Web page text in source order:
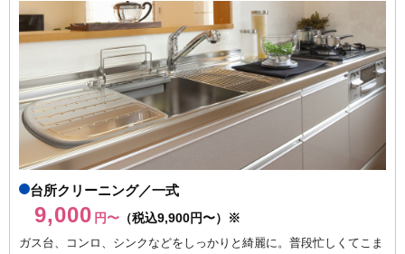
台所クリーニング／一式
9,000 円〜 （税込9,900円〜）※
ガス台、コンロ、シンクなどをしっかりと綺麗に。普段忙しくてこま